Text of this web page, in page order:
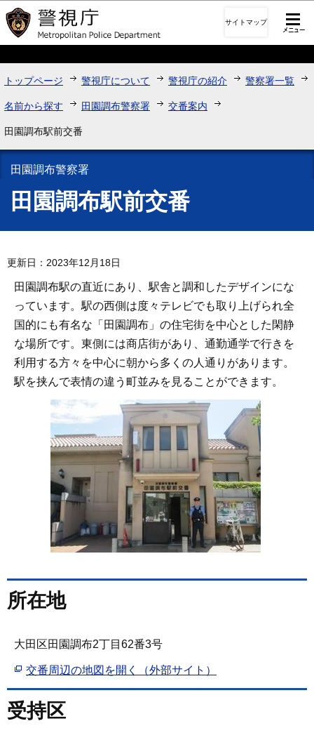
このページの本文へ移動
サイトマップ
トップページ 警視庁について 警視庁の紹介 警察署一覧
名前から探す 田園調布警察署 交番案内
田園調布駅前交番
田園調布警察署
田園調布駅前交番
更新日：2023年12月18日
田園調布駅の直近にあり、駅舎と調和したデザインにな
っています。駅の西側は度々テレビでも取り上げられ全
国的にも有名な「田園調布」の住宅街を中心とした閑静
な場所です。東側には商店街があり、通勤通学で行きを
利用する方々を中心に朝から多くの人通りがあります。
駅を挟んで表情の違う町並みを見ることができます。
所在地
大田区田園調布2丁目62番3号
交番周辺の地図を開く（外部サイト）
受持区